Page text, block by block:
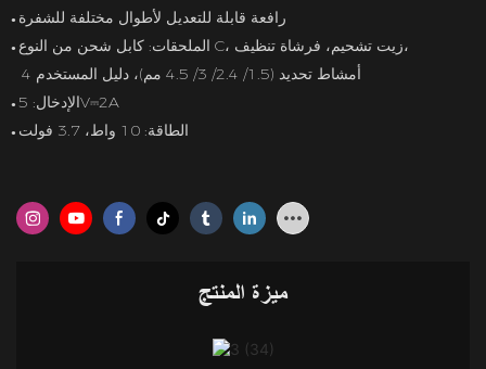
● رافعة قابلة للتعديل لأطوال مختلفة للشفرة
●
الملحقات: كابل شحن من النوع C، زيت تشحيم، فرشاة تنظيف،
4 أمشاط تحديد (1.5/ 2.4/ 3/ 4.5 مم)، دليل المستخدم
● الإدخال: 5V⎓2A
● الطاقة: 10 واط، 3.7 فولت
ميزة المنتج